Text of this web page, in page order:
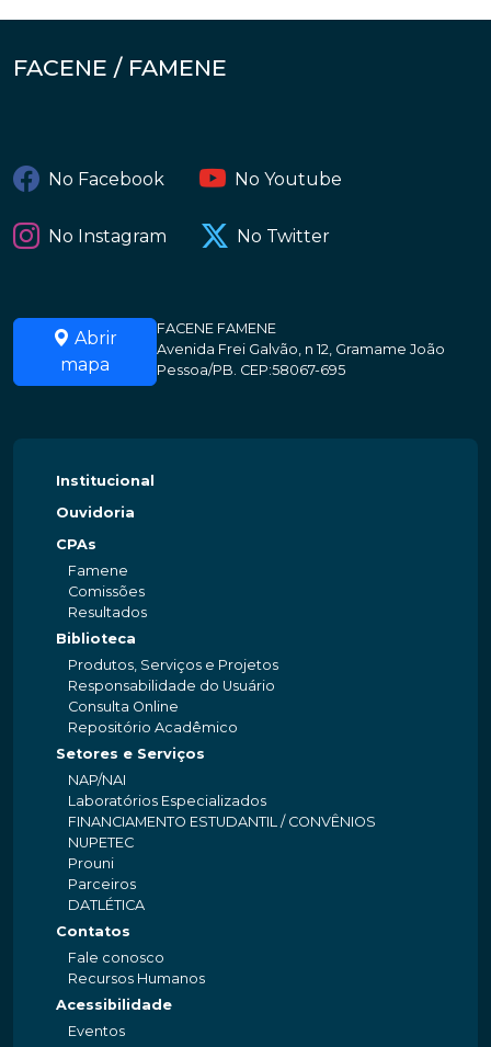
FACENE / FAMENE
No Facebook No Youtube
No Instagram No Twitter
Abrir
mapa
FACENE FAMENE
Avenida Frei Galvão, n 12, Gramame João
Pessoa/PB. CEP:58067-695
Institucional
Ouvidoria
CPAs
Famene
Comissões
Resultados
Biblioteca
Produtos, Serviços e Projetos
Responsabilidade do Usuário
Consulta Online
Repositório Acadêmico
Setores e Serviços
NAP/NAI
Laboratórios Especializados
FINANCIAMENTO ESTUDANTIL / CONVÊNIOS
NUPETEC
Prouni
Parceiros
DATLÉTICA
Contatos
Fale conosco
Recursos Humanos
Acessibilidade
Eventos